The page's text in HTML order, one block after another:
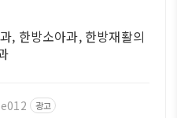
, 한방소아과, 한방재활의
광고